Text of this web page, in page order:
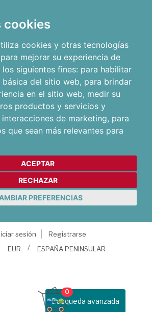
cookies
cookies y otras tecnologías
mejorar su experiencia de
siguientes fines: para habilitar
del sitio web, para brindar
en el sitio web, medir su
productos y servicios y
de marketing, para
que sean más relevantes para
ACEPTAR
RECHAZAR
PREFERENCIAS
sesión
Registrarse
EUR ESPAÑA PENINSULAR
Busqueda avanzada
0